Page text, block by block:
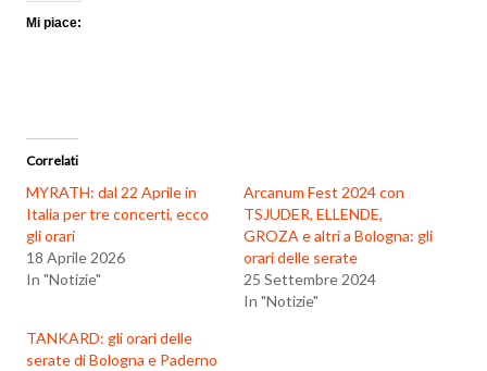
Mi piace:
Correlati
MYRATH: dal 22 Aprile in
Italia per tre concerti, ecco
gli orari
18 Aprile 2026
In "Notizie"
Arcanum Fest 2024 con
TSJUDER, ELLENDE,
GROZA e altri a Bologna: gli
orari delle serate
25 Settembre 2024
In "Notizie"
TANKARD: gli orari delle
serate di Bologna e Paderno